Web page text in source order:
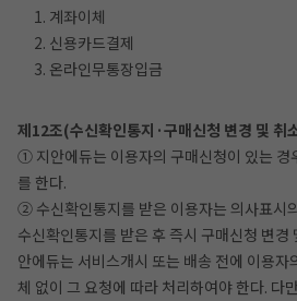
1. 계좌이체
2. 신용카드결제
3. 온라인무통장입금
제12조(수신확인통지·구매신청 변경 및 취
① 지안에듀는 이용자의 구매신청이 있는 경
를 한다.
② 수신확인통지를 받은 이용자는 의사표시
수신확인통지를 받은 후 즉시 구매신청 변경
안에듀는 서비스개시 또는 배송 전에 이용자
체 없이 그 요청에 따라 처리하여야 한다. 다